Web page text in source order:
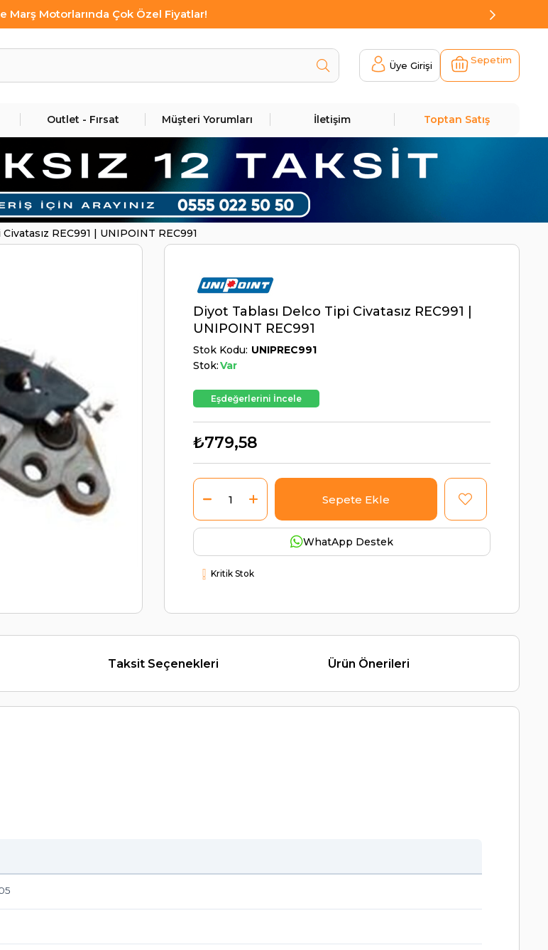
Marş Motorlarında Çok Özel Fiyatlar!
Üye Girişi Sepetim
Outlet - Fırsat Müşteri Yorumları İletişim Toptan Satış
REC991 | UNIPOINT REC991
Diyot Tablası Delco Tipi Civatasız REC991 |
UNIPOINT REC991
Stok Kodu UNIPREC991
Stok:Var
Eşdeğerlerini İncele
₺779,58
WhatApp Destek
Kritik Stok
Taksit Seçenekleri Ürün Önerileri